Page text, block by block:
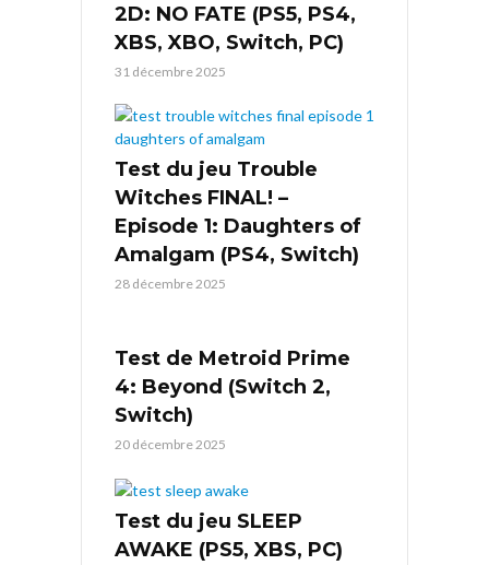
2D: NO FATE (PS5, PS4,
XBS, XBO, Switch, PC)
31 décembre 2025
Test du jeu Trouble
Witches FINAL! –
Episode 1: Daughters of
Amalgam (PS4, Switch)
28 décembre 2025
Test de Metroid Prime
4: Beyond (Switch 2,
Switch)
20 décembre 2025
Test du jeu SLEEP
AWAKE (PS5, XBS, PC)